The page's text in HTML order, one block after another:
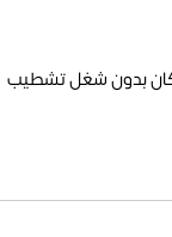
بدون شغل تشطيب